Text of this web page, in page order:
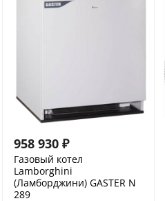
958 930 ₽
Газовый котел
Lamborghini
(Ламборджини) GASTER N
289